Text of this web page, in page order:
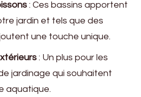
: Ces bassins apportent
jardin et tels que des
une touche unique.
: Un plus pour les
jardinage qui souhaitent
aquatique.